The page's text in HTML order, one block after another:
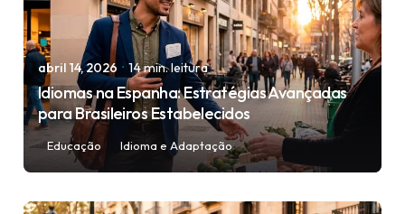
abril 14, 2026 14 min. leitura
Idiomas na Espanha: Estratégias Avançadas
para Brasileiros Estabelecidos
Educação Idioma e Adaptação